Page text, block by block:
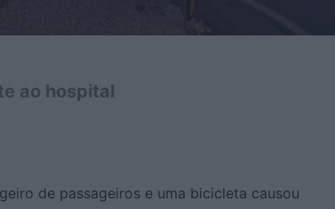
ao hospital
de passageiros e uma bicicleta causou